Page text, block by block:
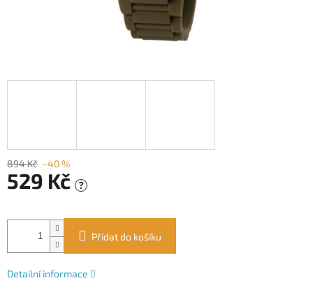
894 Kč –40 %
529 Kč ?
cena:
Přidat do košíku
Detailní informace